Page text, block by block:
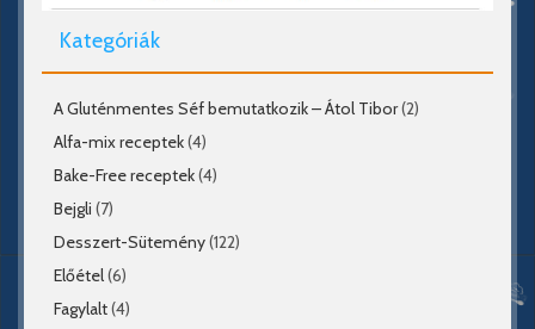
Kategóriák
A Gluténmentes Séf bemutatkozik – Átol Tibor(2)
Alfa-mix receptek(4)
Bake-Free receptek(4)
Bejgli (7)
Desszert-Sütemény(122)
Előétel(6)
Fagylalt(4)